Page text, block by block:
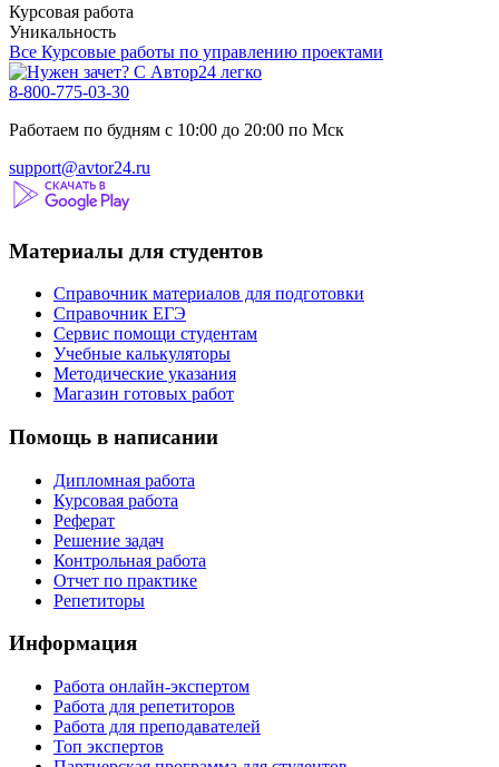
Курсовая работа
Уникальность
Все Курсовые работы по управлению проектами
8-800-775-03-30
Работаем по будням с 10:00 до 20:00 по Мск
support@avtor24.ru
Материалы для студентов
Справочник материалов для подготовки
Справочник ЕГЭ
Сервис помощи студентам
Учебные калькуляторы
Методические указания
Магазин готовых работ
Помощь в написании
Дипломная работа
Курсовая работа
Реферат
Решение задач
Контрольная работа
Отчет по практике
Репетиторы
Информация
Работа онлайн-экспертом
Работа для репетиторов
Работа для преподавателей
Топ экспертов